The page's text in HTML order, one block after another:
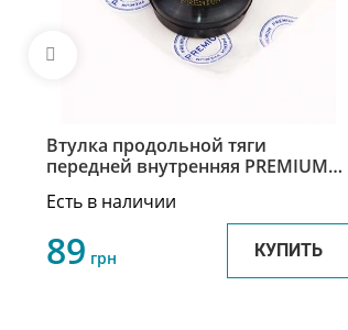
Втулка продольной тяги
передней внутренняя PREMIUM
2909079
Есть в наличии
89 грн КУПИТЬ